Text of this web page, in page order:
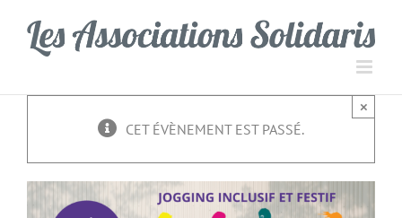
contenu
CET ÉVÈNEMENT EST PASSÉ.
×